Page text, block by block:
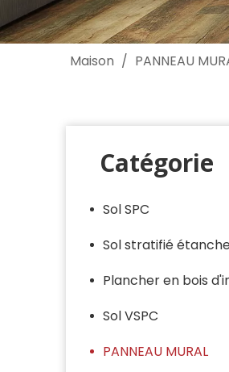
Maison / PANNEAU
Catégorie
Sol SPC
Sol stratifié
Sol VSPC
PANNEAU MURAL